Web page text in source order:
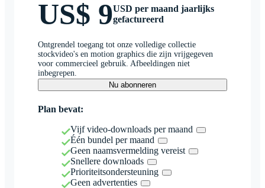
US$ 9USD per maand jaarlijks
gefactureerd
Ontgrendel toegang tot onze volledige collectie
stockvideo's en motion graphics die zijn vrijgegeven
voor commercieel gebruik. Afbeeldingen niet
inbegrepen.
Nu abonneren
Plan bevat:
Vijf video-downloads per maand
Één bundel per maand
Geen naamsvermelding vereist
Snellere downloads
Prioriteitsondersteuning
Geen advertenties